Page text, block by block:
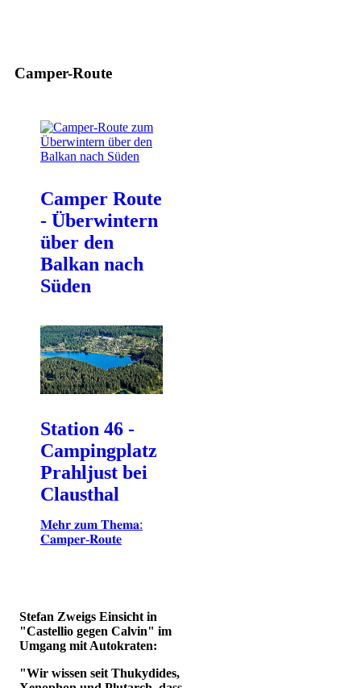
Camper-Route
Camper Route
- Überwintern
über den
Balkan nach
Süden
Station 46 -
Campingplatz
Prahljust bei
Clausthal
𝐌𝐞𝐡𝐫 𝐳𝐮𝐦 𝐓𝐡𝐞𝐦𝐚:
𝐂𝐚𝐦𝐩𝐞𝐫-𝐑𝐨𝐮𝐭𝐞
Stefan Zweigs Einsicht in
"Castellio gegen Calvin" im
Umgang mit Autokraten:
"Wir wissen seit Thukydides,